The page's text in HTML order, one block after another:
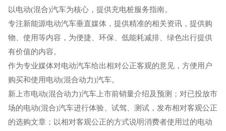
以电动(混合)汽车为核心，提供充电桩服务指南。
专注新能源电动汽车垂直媒体，提供精准的相关资讯，提供购
物、使用等内容，为便捷、环保、低能耗减排、绿色出行提供
有价值的内容。
作为专业媒体对电动汽车给出相对公正客观的意见，方便用户
购买和使用电动(混合动力)汽车。
新上市电动(混合动力)汽车上市前销量介绍及预测；对已投放市
场的电动(混合)汽车进行体验、试驾、测试，发布相对客观公正
的选购文章；以相对客观公正的方式说明消费者使用过的电动